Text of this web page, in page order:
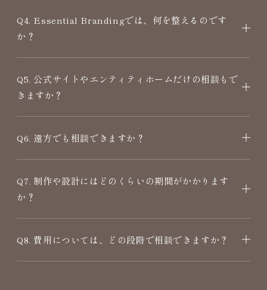
Q4. Essential Brandingでは、何を整えるのです
か？
Q5. 公式サイトやエンティティホームだけの相談もで
きますか？
Q6. 遠方でも相談できますか？
Q7. 制作や設計にはどのくらいの期間がかかります
か？
Q8. 費用については、どの段階で相談できますか？